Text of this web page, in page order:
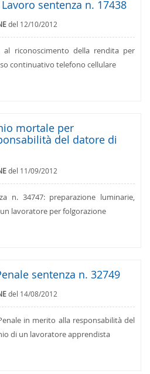
sentenza n. 17438
del 12/10/2012
al riconoscimento della rendita per
continuativo telefono cellulare
mortale per
del datore di
del 11/09/2012
n. 34747: preparazione luminarie,
lavoratore per folgorazione
sentenza n. 32749
del 14/08/2012
in merito alla responsabilità del
di un lavoratore apprendista